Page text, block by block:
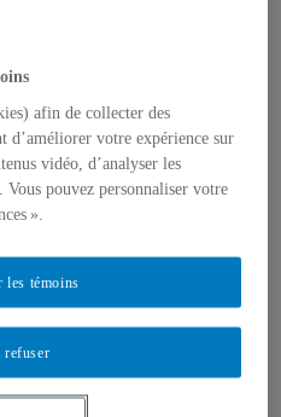
afin de collecter des
d’améliorer votre expérience sur
vidéo, d’analyser les
pouvez personnaliser votre
».
refuser
les témoins